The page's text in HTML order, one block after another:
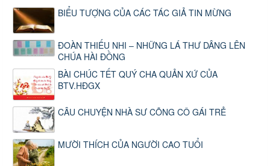
BIỂU TƯỢNG CỦA CÁC TÁC GIẢ TIN MỪNG
ĐOÀN THIẾU NHI – NHỮNG LÁ THƯ DÂNG LÊN
CHÚA HÀI ĐỒNG
BÀI CHÚC TẾT QUÝ CHA QUẢN XỨ CỦA
BTV.HĐGX
CÂU CHUYỆN NHÀ SƯ CÕNG CÔ GÁI TRẺ
MƯỜI THÍCH CỦA NGƯỜI CAO TUỔI